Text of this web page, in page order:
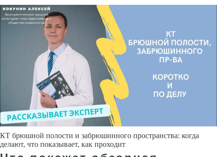
КТ брюшной полости и забрюшинного пространства: когда
делают, что показывает, как проходит